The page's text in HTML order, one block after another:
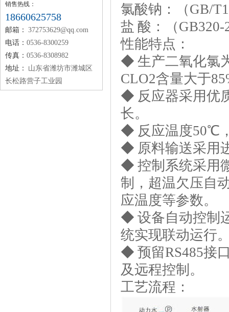
销售热线：
18660625758
邮箱： 372753629@qq.com
电话： 0536-8300259
传真： 0536-8308982
地址：
山东省潍坊市潍城区
长松路营子工业园
氯酸钠：（GB/
盐 酸：（
性能特点：
◆ 生产二氧化氯
CLO2含量大于
◆ 反应器采用优
长。
◆ 反应温度50℃
◆ 原料输送采用
◆ 控制系统采用
制，超温欠压自
应温度等参数。
◆ 设备自动控制
统实现联动运行
◆ 预留RS485接
及远程控制。
工艺流程：